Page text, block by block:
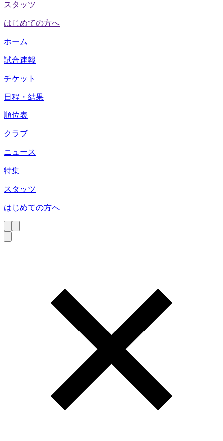
スタッツ
はじめての方へ
ホーム
試合速報
チケット
日程・結果
順位表
クラブ
ニュース
特集
スタッツ
はじめての方へ